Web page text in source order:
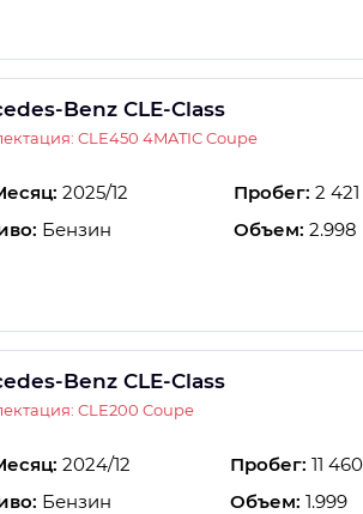
Benz CLE-Class
CLE450 4MATIC Coupe
2025/12 Пробег: 2
Бензин Объем: 2.998
Benz CLE-Class
CLE200 Coupe
2024/12 Пробег: 11
Бензин Объем: 1.999